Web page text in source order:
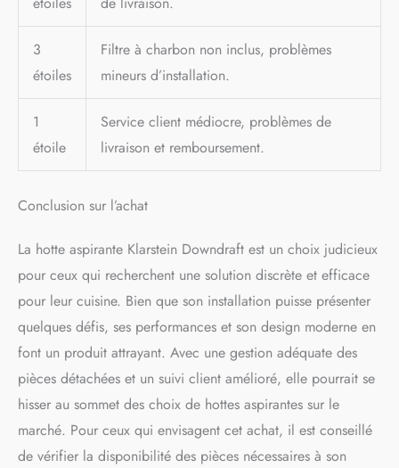
3
étoiles
Filtre à charbon non inclus, problèmes
mineurs d’installation.
1
étoile
Service client médiocre, problèmes de
livraison et remboursement.
Conclusion sur l’achat
La hotte aspirante Klarstein Downdraft est un choix judicieux
pour ceux qui recherchent une solution discrète et efficace
pour leur cuisine. Bien que son installation puisse présenter
quelques défis, ses performances et son design moderne en
font un produit attrayant. Avec une gestion adéquate des
pièces détachées et un suivi client amélioré, elle pourrait se
hisser au sommet des choix de hottes aspirantes sur le
marché. Pour ceux qui envisagent cet achat, il est conseillé
de vérifier la disponibilité des pièces nécessaires à son